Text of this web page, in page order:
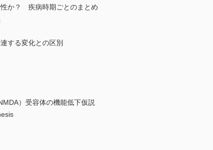
？ 疾病時期ごとのまとめ
る変化との区別
）受容体の機能低下仮説